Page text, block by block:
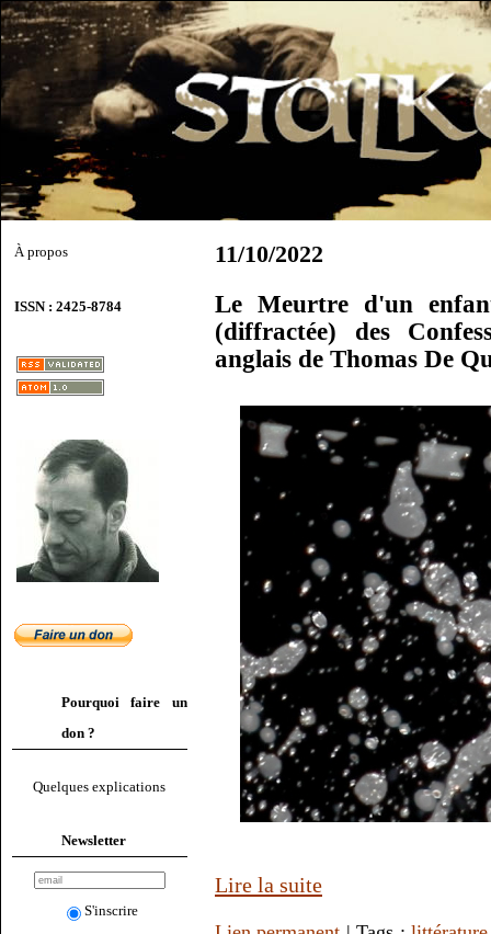
À propos
ISSN : 2425-8784
Pourquoi faire un
don ?
Quelques explications
Newsletter
S'inscrire
11/10/2022
Le Meurtre d'un
(diffractée) des
anglais de Thomas De
Lire la suite